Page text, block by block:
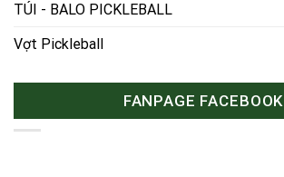
TÚI - BALO PICKLEBALL
Vợt Pickleball
FANPAGE FACEBOOK